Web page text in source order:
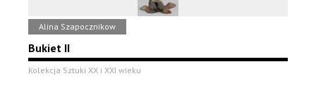
Alina Szapocznikow
Bukiet II
Kolekcja Sztuki XX i XXI wieku